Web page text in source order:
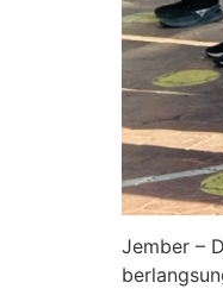
Jember –